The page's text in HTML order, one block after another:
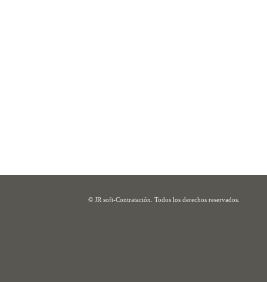
© JR soft-Contratación. Todos los derechos reservados.